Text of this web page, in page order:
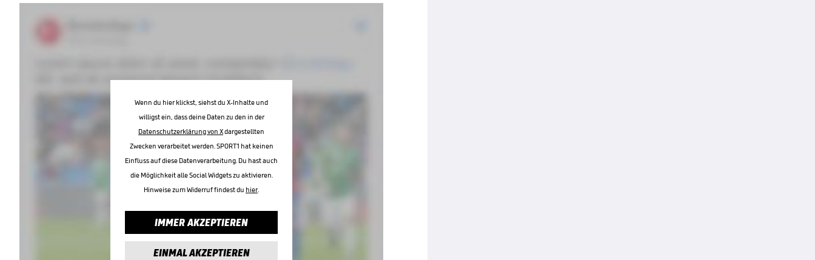
Wenn du hier klickst, siehst du X-Inhalte und
willigst ein, dass deine Daten zu den in der
Datenschutzerklärung von Xdargestellten
Zwecken verarbeitet werden. SPORT1 hat keinen
Einfluss auf diese Datenverarbeitung. Du hast auch
die Möglichkeit alle Social Widgets zu aktivieren.
Hinweise zum Widerruf findest du hier.
IMMER AKZEPTIEREN
EINMAL AKZEPTIEREN